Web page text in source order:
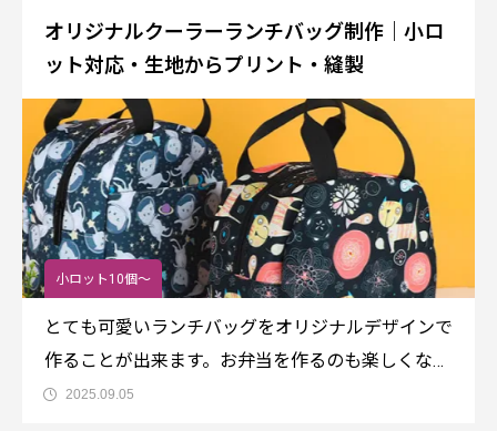
オリジナルクーラーランチバッグ制作｜小ロ
ット対応・生地からプリント・縫製
小ロット10個～
とても可愛いランチバッグをオリジナルデザインで
作ることが出来ます。お弁当を作るのも楽しくなり
ますね。テイクアウト用のノベルティにもお勧めし
2025.09.05